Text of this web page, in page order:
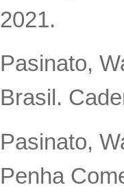
2021.
Pasinato,
Brasil.
Pasinato,
Penha